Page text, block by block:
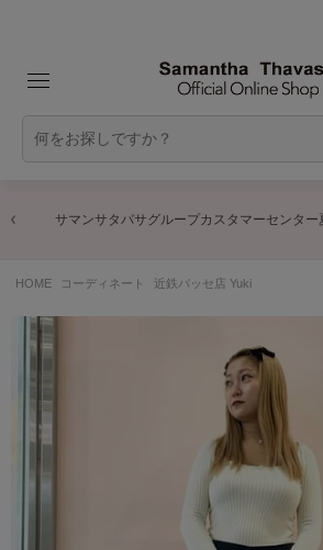
サマンサタバサグループカスタマーセンター
HOME コーディネート 近鉄パッセ店 Yuki